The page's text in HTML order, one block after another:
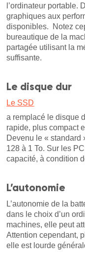
l’ordinateur portable.
graphiques aux
disponibles. Notez
bureautique de la
partagée utilisant la
suffisante.
Le disque dur
Le SSD
a remplacé le disque
rapide, plus compact
Devenu le « standard
128 à 1 To. Sur les
capacité, à condition
L’autonomie
L’autonomie de la
dans le choix d’un
machines, elle peut
Attention cependant,
elle est lourde